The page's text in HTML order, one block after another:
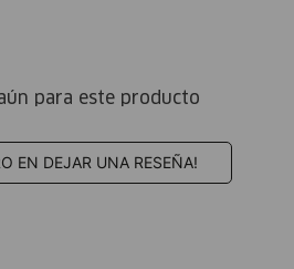
para este producto
EN DEJAR UNA RESEÑA!